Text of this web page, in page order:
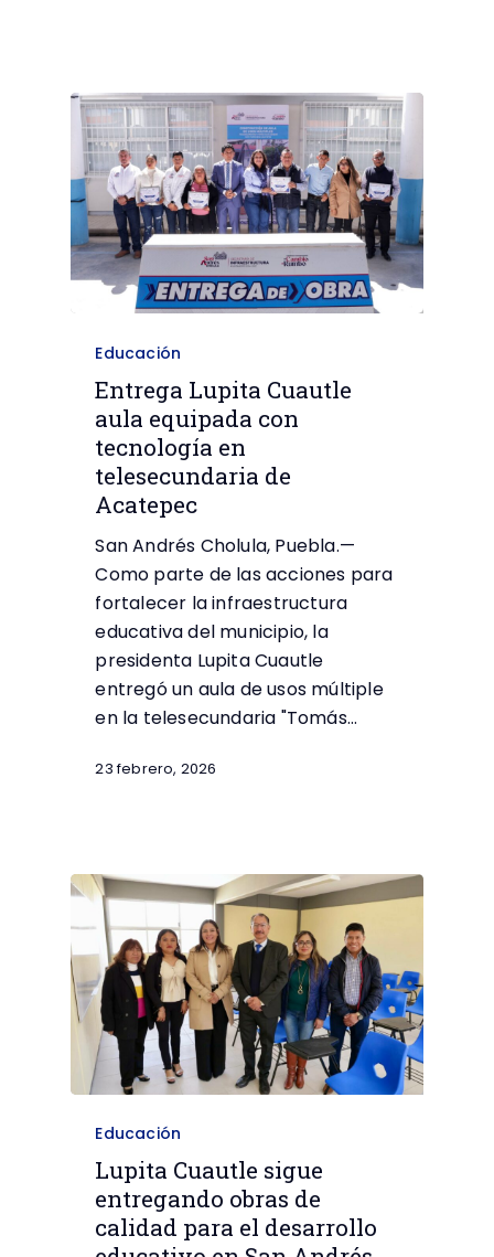
Educación
Entrega Lupita Cuautle
aula equipada con
tecnología en
telesecundaria de
Acatepec
San Andrés Cholula, Puebla.—
Como parte de las acciones para
fortalecer la infraestructura
educativa del municipio, la
presidenta Lupita Cuautle
entregó un aula de usos múltiple
en la telesecundaria "Tomás…
23 febrero, 2026
Educación
Lupita Cuautle sigue
entregando obras de
calidad para el desarrollo